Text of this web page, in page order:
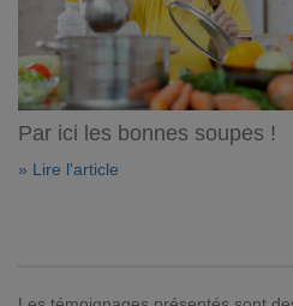
Par ici les bonnes soupes !
» Lire l'article